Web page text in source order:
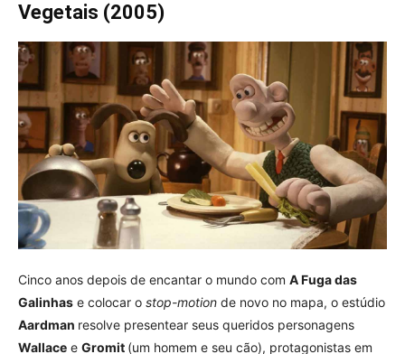
Vegetais (2005)
Cinco anos depois de encantar o mundo com A Fuga das
Galinhas e colocar o stop-motion de novo no mapa, o estúdio
Aardman resolve presentear seus queridos personagens
Wallace e Gromit (um homem e seu cão), protagonistas em